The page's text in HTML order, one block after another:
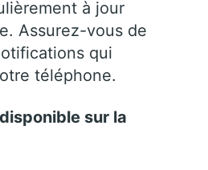
à jour
Assurez-vous de
qui
téléphone.
sur la